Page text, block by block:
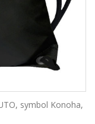
symbol Konoha,